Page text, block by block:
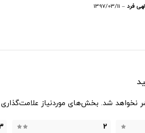
فرد –
1397/03/11
نخواهد شد. بخش‌های موردنیاز
2